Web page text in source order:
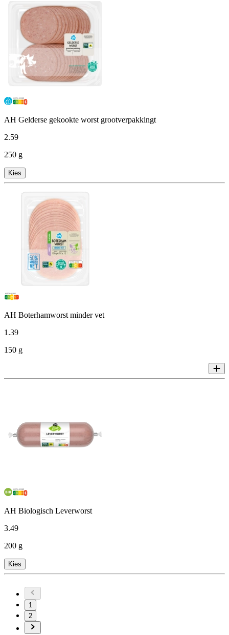
AH Gelderse gekookte worst grootverpakkingt
2.59
250 g
Kies
AH Boterhamworst minder vet
1.39
150 g
AH Biologisch Leverworst
3.49
200 g
Kies
1
2